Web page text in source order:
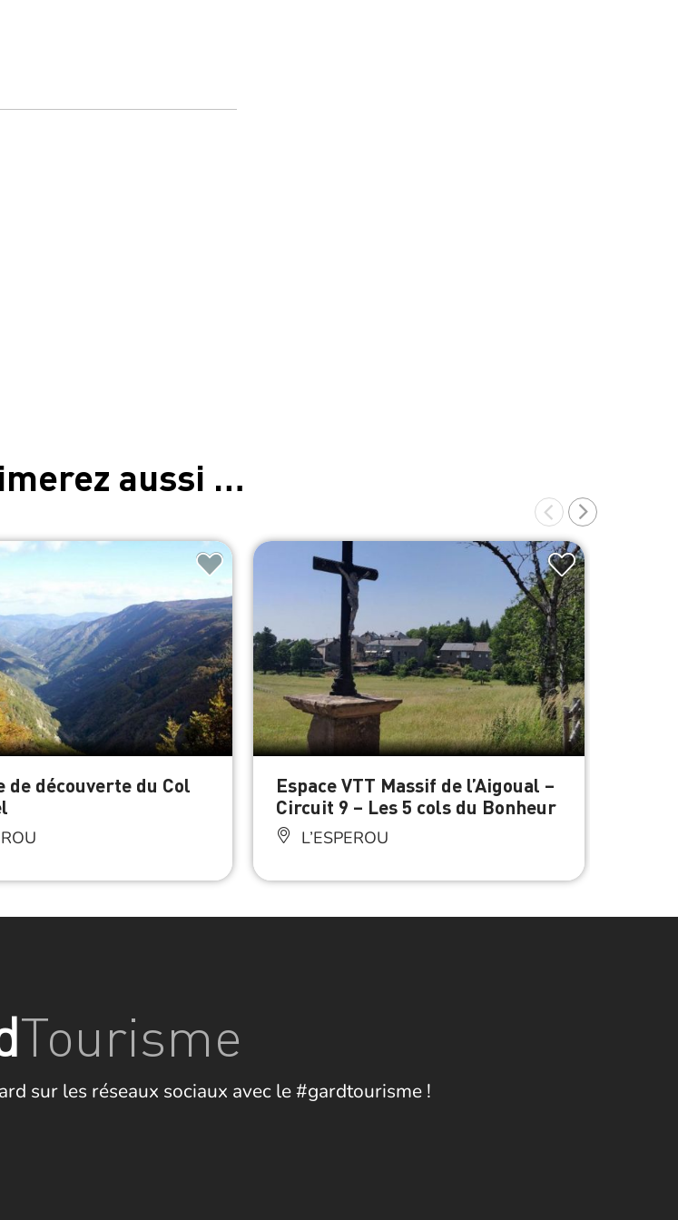
aussi …
de découverte du Col
Espace VTT Massif de l’Aigoual –
Circuit 9 – Les 5 cols du Bonheur
L’ESPEROU
Tourisme
sur les réseaux sociaux avec le #gardtourisme !